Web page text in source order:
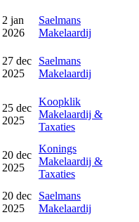
2 jan
2026
Saelmans
Makelaardij
27 dec
2025
Saelmans
Makelaardij
25 dec
2025
Koopklik
Makelaardij &
Taxaties
20 dec
2025
Konings
Makelaardij &
Taxaties
20 dec
2025
Saelmans
Makelaardij